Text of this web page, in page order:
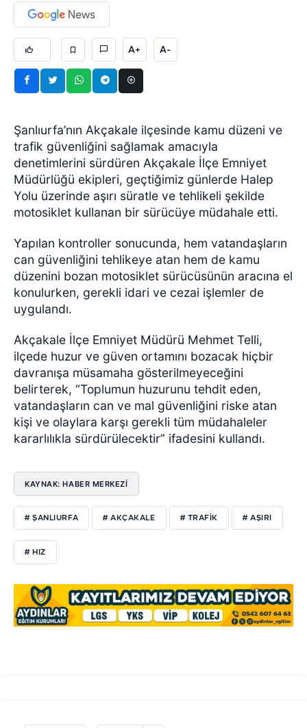
A+ A-
Şanlıurfa’nın Akçakale ilçesinde kamu düzeni ve
trafik güvenliğini sağlamak amacıyla
denetimlerini sürdüren Akçakale İlçe Emniyet
Müdürlüğü ekipleri, geçtiğimiz günlerde Halep
Yolu üzerinde aşırı süratle ve tehlikeli şekilde
motosiklet kullanan bir sürücüye müdahale etti.
Yapılan kontroller sonucunda, hem vatandaşların
can güvenliğini tehlikeye atan hem de kamu
düzenini bozan motosiklet sürücüsünün aracına el
konulurken, gerekli idari ve cezai işlemler de
uygulandı.
Akçakale İlçe Emniyet Müdürü Mehmet Telli,
ilçede huzur ve güven ortamını bozacak hiçbir
davranışa müsamaha gösterilmeyeceğini
belirterek, “Toplumun huzurunu tehdit eden,
vatandaşların can ve mal güvenliğini riske atan
kişi ve olaylara karşı gerekli tüm müdahaleler
kararlılıkla sürdürülecektir” ifadesini kullandı.
KAYNAK: HABER MERKEZİ
# ŞANLIURFA # AKÇAKALE # TRAFİK # AŞIRI
# HIZ